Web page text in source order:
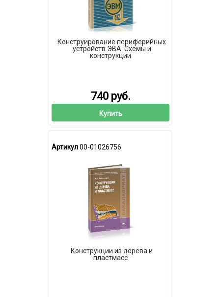
Конструирование периферийных
устройств ЭВА. Схемы и
конструкции
740 руб.
Купить
Артикул00-01026756
Конструкции из дерева и
пластмасс